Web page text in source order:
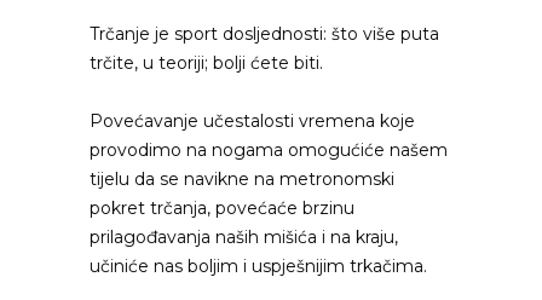
Trčanje je sport dosljednosti: što više puta
trčite, u teoriji; bolji ćete biti.
Povećavanje učestalosti vremena koje
provodimo na nogama omogućiće našem
tijelu da se navikne na metronomski
pokret trčanja, povećaće brzinu
prilagođavanja naših mišića i na kraju,
učiniće nas boljim i uspješnijim trkačima.